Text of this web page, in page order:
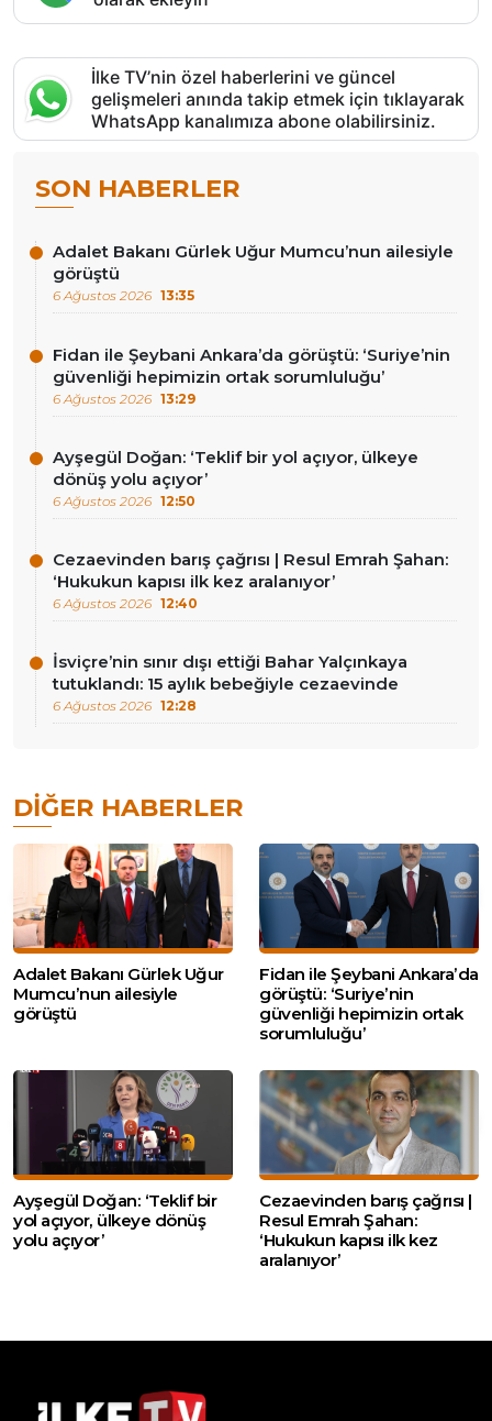
İlke TV’nin özel haberlerini ve güncel
gelişmeleri anında takip etmek için tıklayarak
WhatsApp kanalımıza abone olabilirsiniz.
SON HABERLER
Adalet Bakanı Gürlek Uğur Mumcu’nun ailesiyle
görüştü
6 Ağustos 2026 13:35
Fidan ile Şeybani Ankara’da görüştü: ‘Suriye’nin
güvenliği hepimizin ortak sorumluluğu’
6 Ağustos 2026 13:29
Ayşegül Doğan: ‘Teklif bir yol açıyor, ülkeye
dönüş yolu açıyor’
6 Ağustos 2026 12:50
Cezaevinden barış çağrısı | Resul Emrah Şahan:
‘Hukukun kapısı ilk kez aralanıyor’
6 Ağustos 2026 12:40
İsviçre’nin sınır dışı ettiği Bahar Yalçınkaya
tutuklandı: 15 aylık bebeğiyle cezaevinde
6 Ağustos 2026 12:28
DIĞER HABERLER
Adalet Bakanı Gürlek Uğur
Mumcu’nun ailesiyle
görüştü
Fidan ile Şeybani Ankara’da
görüştü: ‘Suriye’nin
güvenliği hepimizin ortak
sorumluluğu’
Ayşegül Doğan: ‘Teklif bir
yol açıyor, ülkeye dönüş
yolu açıyor’
Cezaevinden barış çağrısı |
Resul Emrah Şahan:
‘Hukukun kapısı ilk kez
aralanıyor’